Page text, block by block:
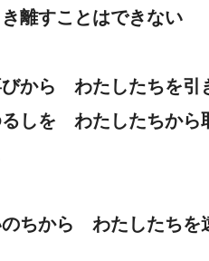
離すことはできない
から わたしたちを引
しを わたしたちから
ちから わたしたちを